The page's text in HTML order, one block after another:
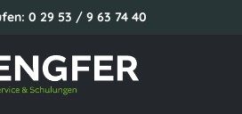
0 29 53 / 9 63 74 40